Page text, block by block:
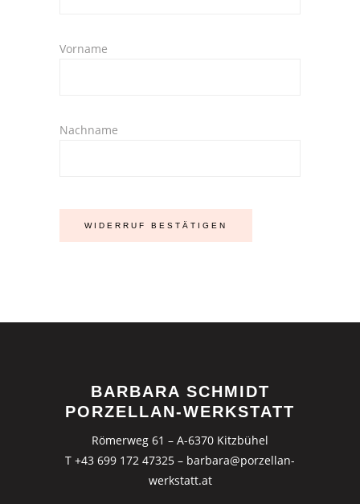
E-
Vorname
Nachname
WIDERRUF BESTÄTIGEN
BARBARA SCHMIDT
PORZELLAN-WERKSTATT
Römerweg 61 – A-6370 Kitzbühel
T +43 699 172 47325 – barbara@porzellan-
werkstatt.at